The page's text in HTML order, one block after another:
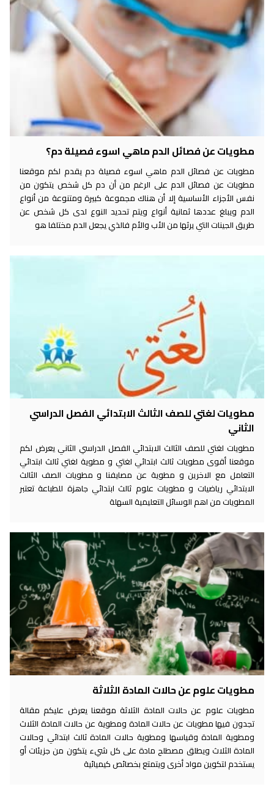
مطويات عن فصائل الدم ماهي اسوء فصيلة دم؟
مطويات عن فصائل الدم ماهي اسوء فصيلة دم يقدم لكم موقعنا
مطويات عن فصائل الدم على الرغم من أن دم كل شخص يتكون من
نفس الأجزاء الأساسية إلا أن هناك مجموعة كبيرة ومتنوعة من أنواع
الدم ويبلغ عددها ثمانية أنواع ويتم تحديد النوع لدى كل شخص عن
طريق الجينات التي يرثها من الأب والأم فالذي يجعل الدم مختلفا هو
مطويات لغتي للصف الثالث الابتدائي الفصل الدراسي
الثاني
مطويات لغتي للصف الثالث الابتدائي الفصل الدراسي الثاني يعرض لكم
موقعنا أقوى مطويات ثالث ابتدائي لغتي و مطوية لغتي ثالث ابتدائي
التعامل مع الاخرين و مطوية عن مصايفنا و مطويات الصف الثالث
الابتدائي رياضيات و مطويات علوم ثالث ابتدائي جاهزة للطباعة تعتبر
المطويات من اهم الوسائل التعليمية السهلة
مطويات علوم عن حالات المادة الثلاثة
مطويات علوم عن حالات المادة الثلاثة موقعنا يعرض عليكم مقالة
تجدون فيها مطويات عن حالات المادة ومطوية عن حالات المادة الثلاث
ومطوية المادة وقياسها ومطوية حالات المادة ثالث ابتدائي وحالات
المادة الثلاث ويطلق مصطلح مادة على كل شيء يتكون من جزيئات أو
يستخدم لتكوين مواد أخرى ويتمتع بخصائص كيميائية